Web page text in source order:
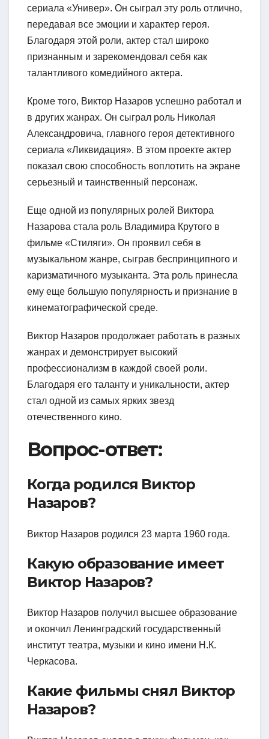
сериала «Универ». Он сыграл эту роль отлично,
передавая все эмоции и характер героя.
Благодаря этой роли, актер стал широко
признанным и зарекомендовал себя как
талантливого комедийного актера.
Кроме того, Виктор Назаров успешно работал и
в других жанрах. Он сыграл роль Николая
Александровича, главного героя детективного
сериала «Ликвидация». В этом проекте актер
показал свою способность воплотить на экране
серьезный и таинственный персонаж.
Еще одной из популярных ролей Виктора
Назарова стала роль Владимира Крутого в
фильме «Стиляги». Он проявил себя в
музыкальном жанре, сыграв беспринципного и
каризматичного музыканта. Эта роль принесла
ему еще большую популярность и признание в
кинематографической среде.
Виктор Назаров продолжает работать в разных
жанрах и демонстрирует высокий
профессионализм в каждой своей роли.
Благодаря его таланту и уникальности, актер
стал одной из самых ярких звезд
отечественного кино.
Вопрос-ответ:
Когда родился Виктор
Назаров?
Виктор Назаров родился 23 марта 1960 года.
Какую образование имеет
Виктор Назаров?
Виктор Назаров получил высшее образование
и окончил Ленинградский государственный
институт театра, музыки и кино имени Н.К.
Черкасова.
Какие фильмы снял Виктор
Назаров?